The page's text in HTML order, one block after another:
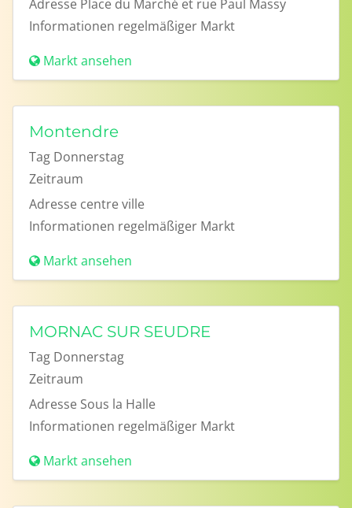
Adresse Place du Marché et rue Paul Massy
Informationen regelmäßiger Markt
Markt ansehen
Montendre
Tag Donnerstag
Zeitraum
Adresse centre ville
Informationen regelmäßiger Markt
Markt ansehen
MORNAC SUR SEUDRE
Tag Donnerstag
Zeitraum
Adresse Sous la Halle
Informationen regelmäßiger Markt
Markt ansehen